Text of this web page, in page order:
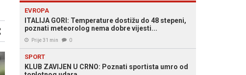
EVROPA
ITALIJA GORI: Temperature dostižu do 48 stepeni,
poznati meteorolog nema dobre vijesti...
Prije 31 min 0
SPORT
KLUB ZAVIJEN U CRNO: Poznati sportista umro od